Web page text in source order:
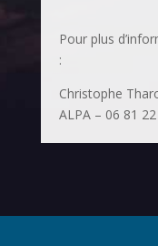
Pour plus
:
Christophe
ALPA – 06 81